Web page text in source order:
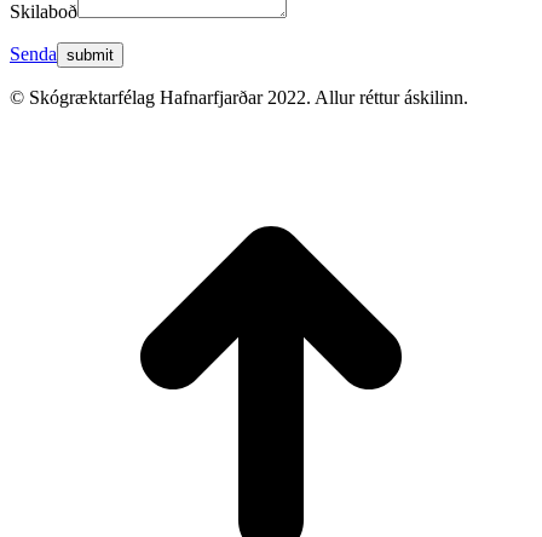
Skilaboð
Senda
© Skógræktarfélag Hafnarfjarðar 2022. Allur réttur áskilinn.